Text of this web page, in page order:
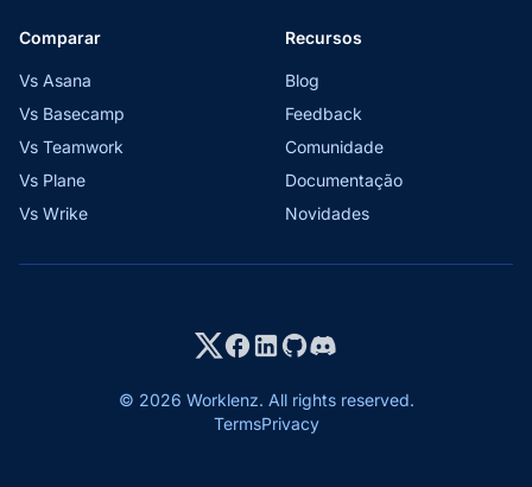
Comparar
Vs Asana
Vs Basecamp
Vs Teamwork
Vs Plane
Vs Wrike
Recursos
Blog
Feedback
Comunidade
Documentação
Novidades
© 2026 Worklenz. All rights reserved.
TermsPrivacy